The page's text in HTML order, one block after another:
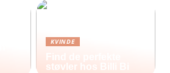
KVINDE
Find de perfekte
støvler hos Billi Bi